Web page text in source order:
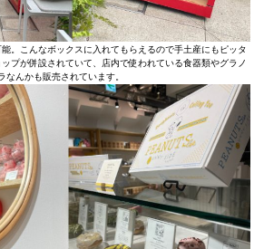
。こんなボックスに入れてもらえるので手土産にもピッタ
プが併設されていて、店内で使われている食器類やグラノ
なんかも販売されています。